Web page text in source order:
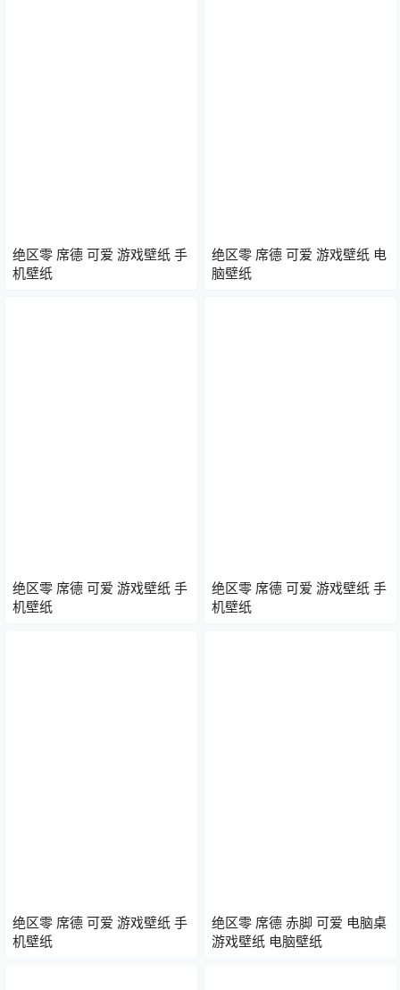
绝区零 席德 可爱 游戏壁纸 手
机壁纸
绝区零 席德 可爱 游戏壁纸 电
脑壁纸
绝区零 席德 可爱 游戏壁纸 手
机壁纸
绝区零 席德 可爱 游戏壁纸 手
机壁纸
绝区零 席德 可爱 游戏壁纸 手
机壁纸
绝区零 席德 赤脚 可爱 电脑桌
游戏壁纸 电脑壁纸